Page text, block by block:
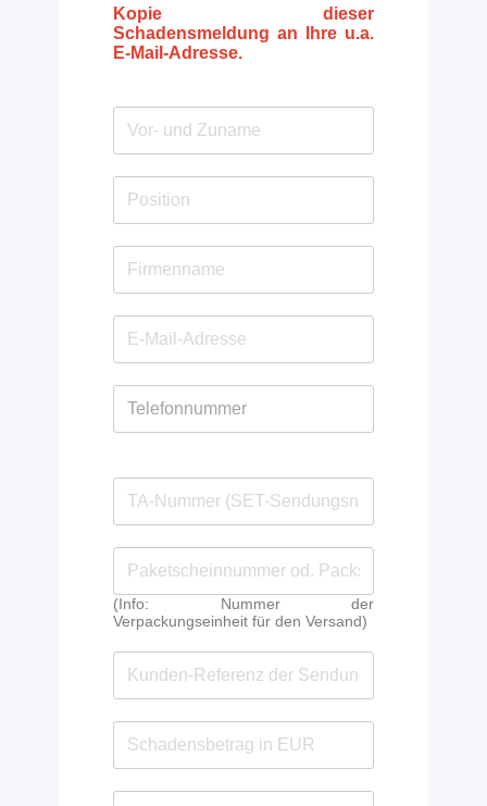
Kopie dieser
Schadensmeldung an Ihre u.a.
E-Mail-Adresse.
(Info: Nummer der
Verpackungseinheit für den Versand)